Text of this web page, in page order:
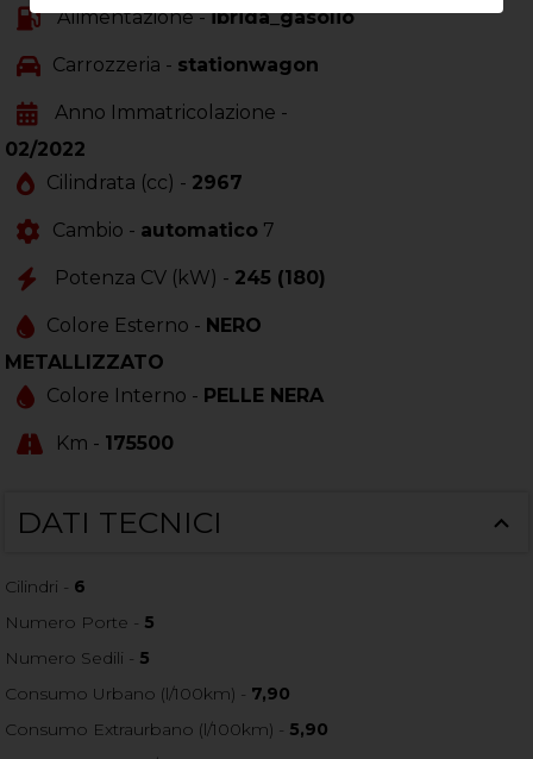
Alimentazione -ibrida_gasolio
Carrozzeria - stationwagon
Anno Immatricolazione -
02/2022
Cilindrata (cc) - 2967
Cambio - automatico 7
Potenza CV (kW) - 245 (180)
Colore Esterno - NERO
METALLIZZATO
Colore Interno - PELLE NERA
Km - 175500
DATI TECNICI
Cilindri - 6
Numero Porte - 5
Numero Sedili - 5
Consumo Urbano (l/100km) - 7,90
Consumo Extraurbano (l/100km) - 5,90